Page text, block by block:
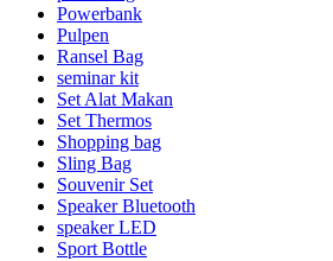
Powerbank
Pulpen
Ransel Bag
seminar kit
Set Alat Makan
Set Thermos
Shopping bag
Sling Bag
Souvenir Set
Speaker Bluetooth
speaker LED
Sport Bottle